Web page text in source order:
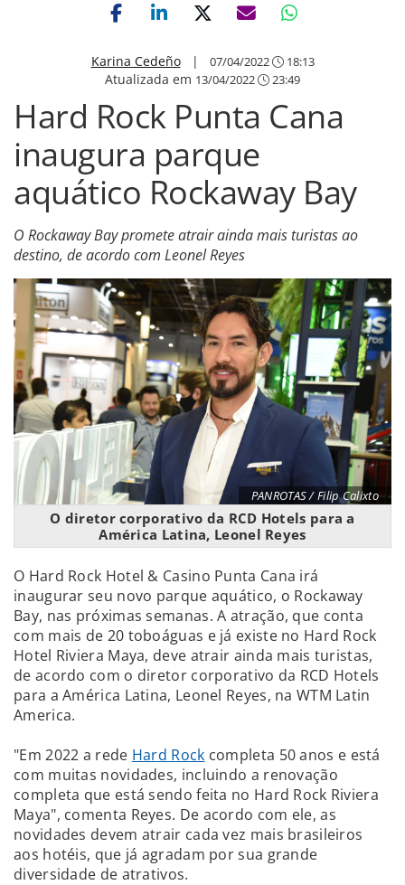
Karina Cedeño| 07/04/2022 18:13
Atualizada em 13/04/2022 23:49
Hard Rock Punta Cana
inaugura parque
aquático Rockaway Bay
O Rockaway Bay promete atrair ainda mais turistas ao
destino, de acordo com Leonel Reyes
PANROTAS / Filip Calixto
O diretor corporativo da RCD Hotels para a
América Latina, Leonel Reyes
O Hard Rock Hotel & Casino Punta Cana irá
inaugurar seu novo parque aquático, o Rockaway
Bay, nas próximas semanas. A atração, que conta
com mais de 20 toboáguas e já existe no Hard Rock
Hotel Riviera Maya, deve atrair ainda mais turistas,
de acordo com o diretor corporativo da RCD Hotels
para a América Latina, Leonel Reyes, na WTM Latin
America.
"Em 2022 a rede Hard Rock completa 50 anos e está
com muitas novidades, incluindo a renovação
completa que está sendo feita no Hard Rock Riviera
Maya", comenta Reyes. De acordo com ele, as
novidades devem atrair cada vez mais brasileiros
aos hotéis, que já agradam por sua grande
diversidade de atrativos.